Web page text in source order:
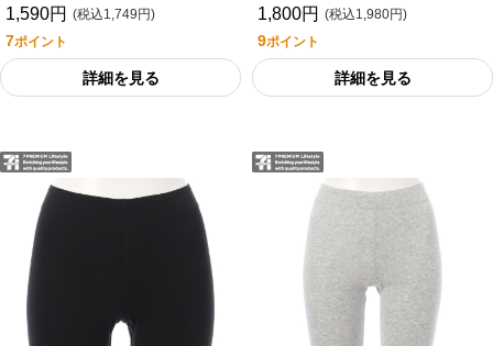
1,590円 (税込1,749円)
7ポイント
詳細を見る
らっと薄くて軽い フラット
1,800円 (税込1,980円)
9ポイント
詳細を見る